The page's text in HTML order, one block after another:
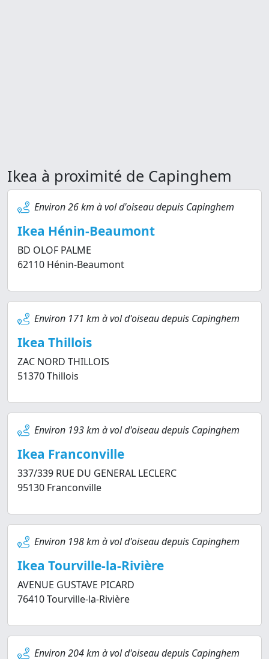
Ikea à proximité de Capinghem
Environ 26 km à vol d'oiseau depuis Capinghem
Ikea Hénin-Beaumont
BD OLOF PALME
62110 Hénin-Beaumont
Environ 171 km à vol d'oiseau depuis Capinghem
Ikea Thillois
ZAC NORD THILLOIS
51370 Thillois
Environ 193 km à vol d'oiseau depuis Capinghem
Ikea Franconville
337/339 RUE DU GENERAL LECLERC
95130 Franconville
Environ 198 km à vol d'oiseau depuis Capinghem
Ikea Tourville-la-Rivière
AVENUE GUSTAVE PICARD
76410 Tourville-la-Rivière
Environ 204 km à vol d'oiseau depuis Capinghem